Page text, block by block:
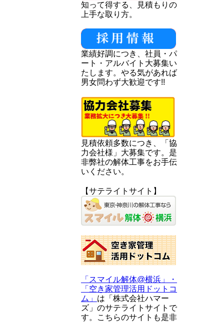
知って得する、見積もりの
上手な取り方。
業績好調につき、社員・パ
ート・アルバイト大募集い
たします。やる気があれば
男女問わず大歓迎です!!
見積依頼多数につき、「協
力会社様」大募集です。是
非弊社の解体工事をお手伝
いください。
【サテライトサイト】
「スマイル解体@横浜」・
「空き家管理活用ドットコ
ム」 は「株式会社ハマー
ズ」のサテライトサイトで
す。こちらのサイトも是非